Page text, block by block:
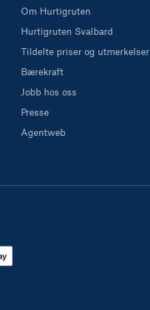
Om Hurtigruten
Hurtigruten Svalbard
Tildelte priser og utmerkelser
Bærekraft
Jobb hos oss
Presse
Agentweb